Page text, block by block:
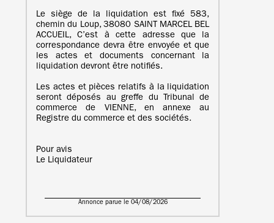
Le siège de la liquidation est fixé 583,
chemin du Loup, 38080 SAINT MARCEL BEL
ACCUEIL, C’est à cette adresse que la
correspondance devra être envoyée et que
les actes et documents concernant la
liquidation devront être notifiés.
Les actes et pièces relatifs à la liquidation
seront déposés au greffe du Tribunal de
commerce de VIENNE, en annexe au
Registre du commerce et des sociétés.
Pour avis
Le Liquidateur
Annonce parue le 04/08/2026